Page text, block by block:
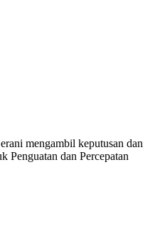
mengambil keputusan dan
Penguatan dan Percepatan